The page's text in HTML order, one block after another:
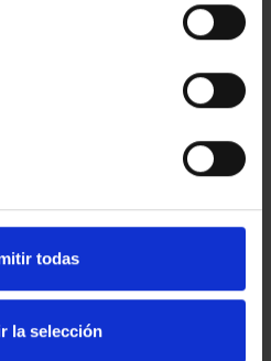
todas
la selección
PROVINCIA 4